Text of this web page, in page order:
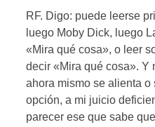
RF. Digo: puede leerse
luego Moby Dick, luego
«Mira qué cosa», o leer
decir «Mira qué cosa». Y
ahora mismo se alienta
opción, a mi juicio
parecer ese que sabe